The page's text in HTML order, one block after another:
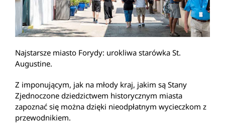
Najstarsze miasto Forydy: urokliwa starówka St.
Augustine.
Z imponującym, jak na młody kraj, jakim są Stany
Zjednoczone dziedzictwem historycznym miasta
zapoznać się można dzięki nieodpłatnym wycieczkom z
przewodnikiem.